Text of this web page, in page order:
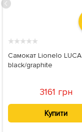
★★★★★
Самокат Lionelo LUCA
black/graphite
3161 грн
Купити